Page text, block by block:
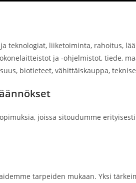
teknologiat, liiketoiminta, rahoitus,
ja -ohjelmistot, tiede,
biotieteet, vähittäiskauppa,
joissa sitoudumme
tarpeiden mukaan. Yksi